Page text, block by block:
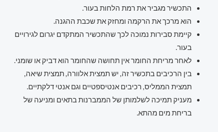
התכשיר מגביר את רמת הלחות בעור.
הוא מרכך את הרקמה ומחזק את שכבת ההגנה.
קיימת סבירות נמוכה לכך שהתכשיר המתקדם יגרום לגירויים
בעור.
לאחר מריחת החומר אין תחושה שהחומר הוא דביק או שומני.
בין הרכיבים בתכשיר זה, יש תמצית אלוורה, תמצית שיאה,
תמצית הממליס, רכיבים אנטיספטיים וגם אנטי דלקתיים.
מעניק תמיכה לשלמותן של הממברנות בתאים ומניעה של
בריחת מים מהתא.